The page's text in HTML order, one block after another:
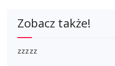
Zobacz także!
zzzzz